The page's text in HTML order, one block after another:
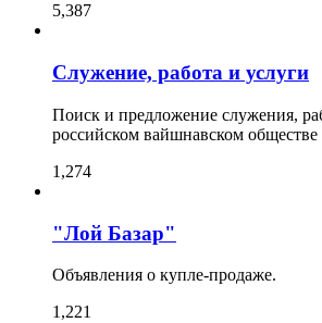
5,387
Служение, работа и услуги
Поиск и предложение служения,
российском вайшнавском обществе
1,274
"Лой Базар"
Объявления о купле-продаже.
1,221